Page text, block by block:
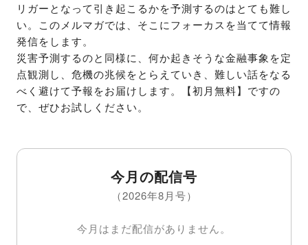
リガーとなって引き起こるかを予測するのはとても難し
い。このメルマガでは、そこにフォーカスを当てて情報
発信をします。
災害予測するのと同様に、何か起きそうな金融事象を定
点観測し、危機の兆候をとらえていき、難しい話をなる
べく避けて予報をお届けします。【初月無料】ですの
で、ぜひお試しください。
今月の配信号
（2026年8月号）
今月はまだ配信がありません。